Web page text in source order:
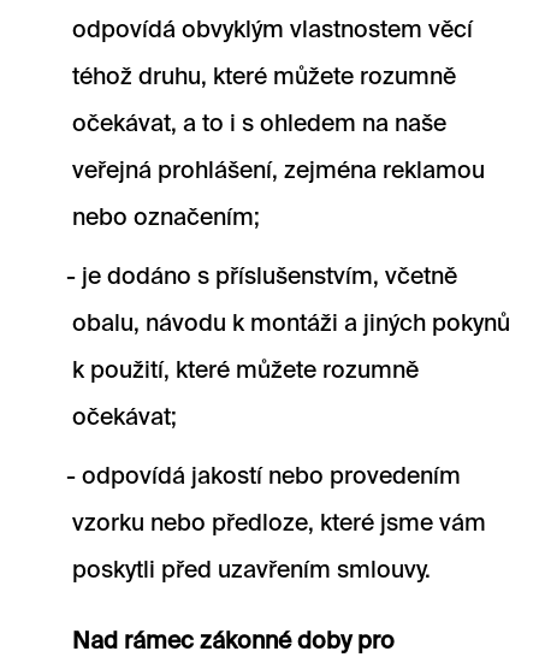
odpovídá obvyklým vlastnostem věcí
téhož druhu, které můžete rozumně
očekávat, a to i s ohledem na naše
veřejná prohlášení, zejména reklamou
nebo označením;
je dodáno s příslušenstvím, včetně
obalu, návodu k montáži a jiných pokynů
k použití, které můžete rozumně
očekávat;
odpovídá jakostí nebo provedením
vzorku nebo předloze, které jsme vám
poskytli před uzavřením smlouvy.
Nad rámec zákonné doby pro